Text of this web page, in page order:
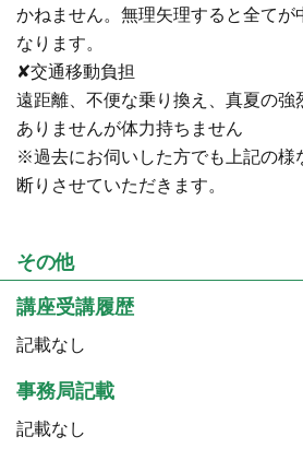
かねません。無理矢理すると全てが
なります。
✘交通移動負担
遠距離、不便な乗り換え、真夏の強
ありませんが体力持ちません
※過去にお伺いした方でも上記の様
断りさせていただきます。
その他
講座受講履歴
記載なし
事務局記載
記載なし